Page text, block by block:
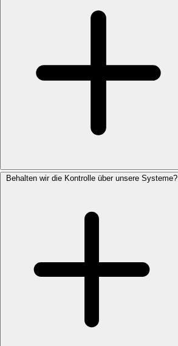
Behalten wir die Kontrolle über unsere Systeme?